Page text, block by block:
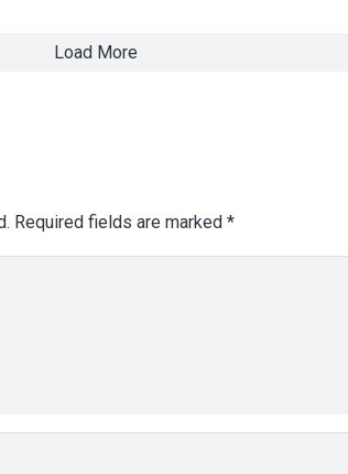
Load More
Required fields are marked *